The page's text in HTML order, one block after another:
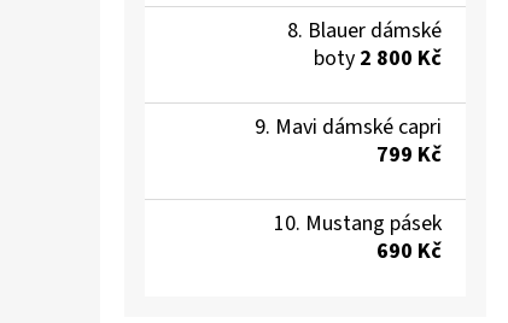
Blauer dámské
boty 2 800 Kč
Mavi dámské capri
799 Kč
Mustang pásek
690 Kč